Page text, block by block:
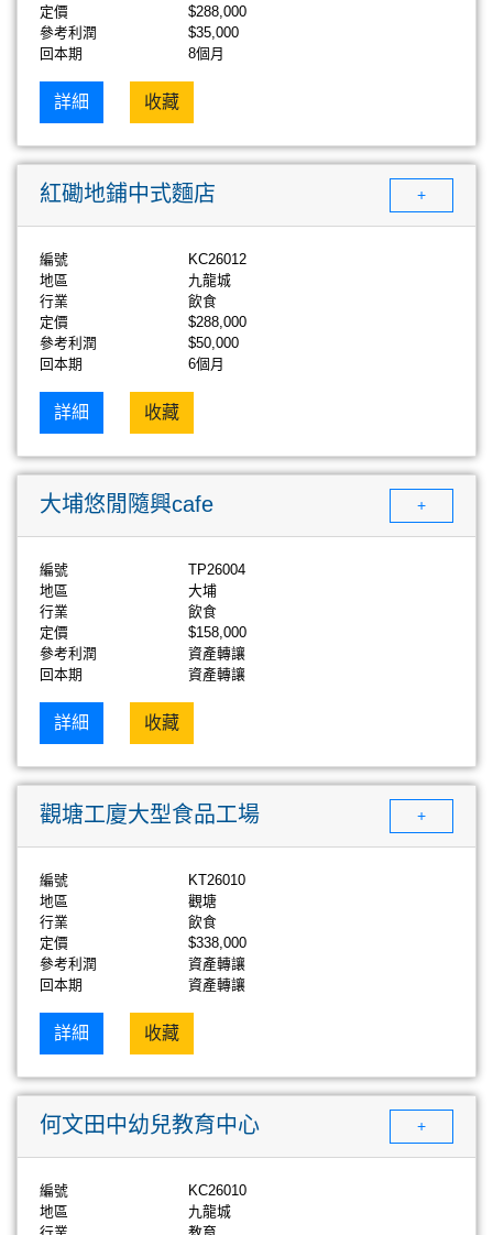
定價
$288,000
參考利潤
$35,000
回本期
8個月
詳細 收藏
紅磡地鋪中式麵店 +
編號
KC26012
地區
九龍城
行業
飲食
定價
$288,000
參考利潤
$50,000
回本期
6個月
詳細 收藏
大埔悠閒隨興cafe +
編號
TP26004
地區
大埔
行業
飲食
定價
$158,000
參考利潤
資產轉讓
回本期
資產轉讓
詳細 收藏
觀塘工廈大型食品工場 +
編號
KT26010
地區
觀塘
行業
飲食
定價
$338,000
參考利潤
資產轉讓
回本期
資產轉讓
詳細 收藏
何文田中幼兒教育中心 +
編號
KC26010
地區
九龍城